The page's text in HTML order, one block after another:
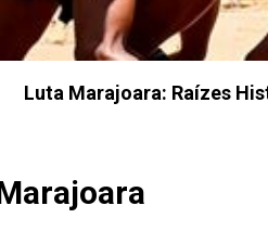
Luta Marajoara: Raízes